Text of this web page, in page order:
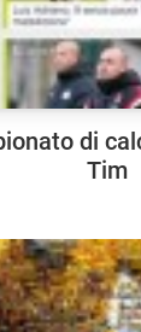
di
Tim